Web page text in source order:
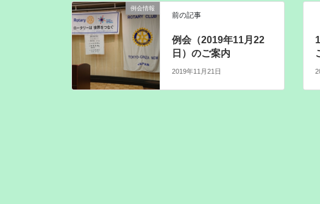
例会情報
前の記事
例会（2019年11月22
日）のご案内
2019年11月21日